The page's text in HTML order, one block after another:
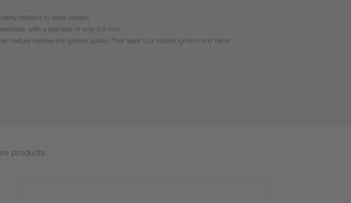
resistant to spark erosion.
with a diameter of only 0.6 mm.
mixture reaches the ignition sparks. That leads to a reliable ignition and better
products